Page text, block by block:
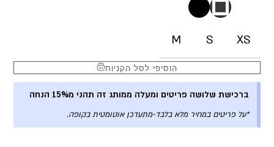
XS
S
M
הוסיפי לסל הקניות
ברכישת שלושה פריטים ומעלה ממותג זה תהני מ15% הנחה
*על פריטים במחיר מלא בלבד-מתעדכן אוטומטית בקופה.